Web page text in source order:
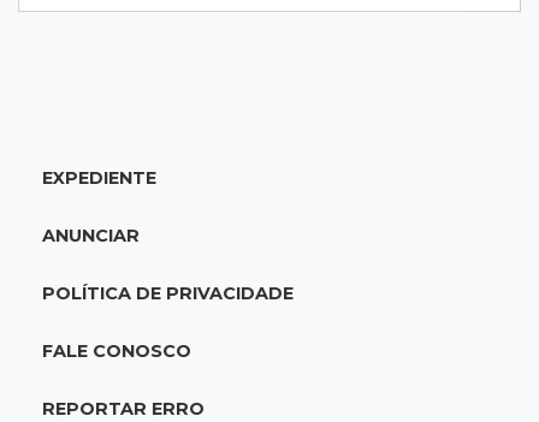
11:34Disputa acirrada
ao Senado nas eleições de 2026
Fim de semana tem a Última Sessão de Freud
EXPEDIENTE
ANUNCIAR
POLÍTICA DE PRIVACIDADE
FALE CONOSCO
REPORTAR ERRO